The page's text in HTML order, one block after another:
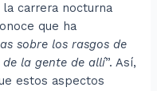
la carrera nocturna
que ha
sobre los rasgos de
la gente de allí”. Así,
estos aspectos